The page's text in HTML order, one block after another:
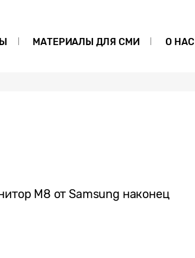
МАТЕРИАЛЫ ДЛЯ СМИ О НАС
М8 от Samsung наконец